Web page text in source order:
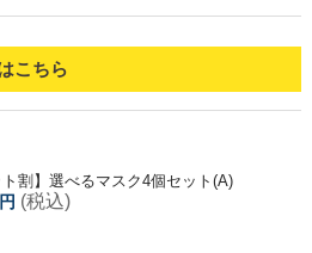
こちら
ト割】選べるマスク4個セット(A)
(税込)